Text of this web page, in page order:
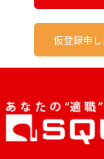
仮登録申